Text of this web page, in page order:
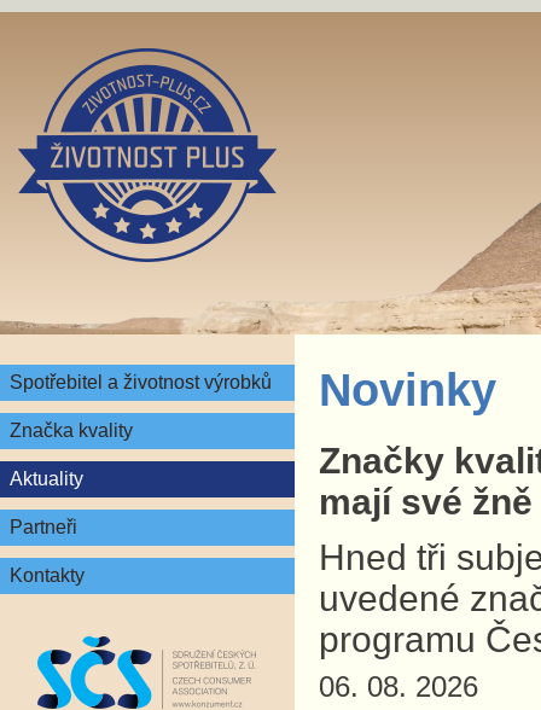
Spotřebitel a životnost výrobků
Značka kvality
Aktuality
Partneři
Kontakty
Novinky
Značky
mají své žně
Hned tři
uvedené
programu
06. 08. 2026